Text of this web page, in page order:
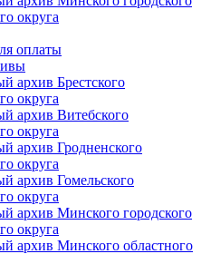
округа
оплаты
архив Брестского
округа
архив Витебского
округа
архив Гродненского
округа
архив Гомельского
округа
архив Минского городского
округа
архив Минского областного